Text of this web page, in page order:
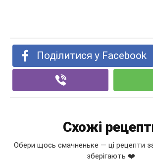
Поділитися у Facebook
Схожі
Обери щось смачненьке — ці рецепти
зберігають ❤️